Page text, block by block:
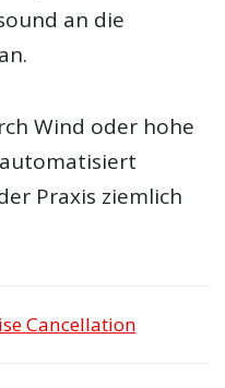
an die
Wind oder hohe
Praxis ziemlich
Cancellation